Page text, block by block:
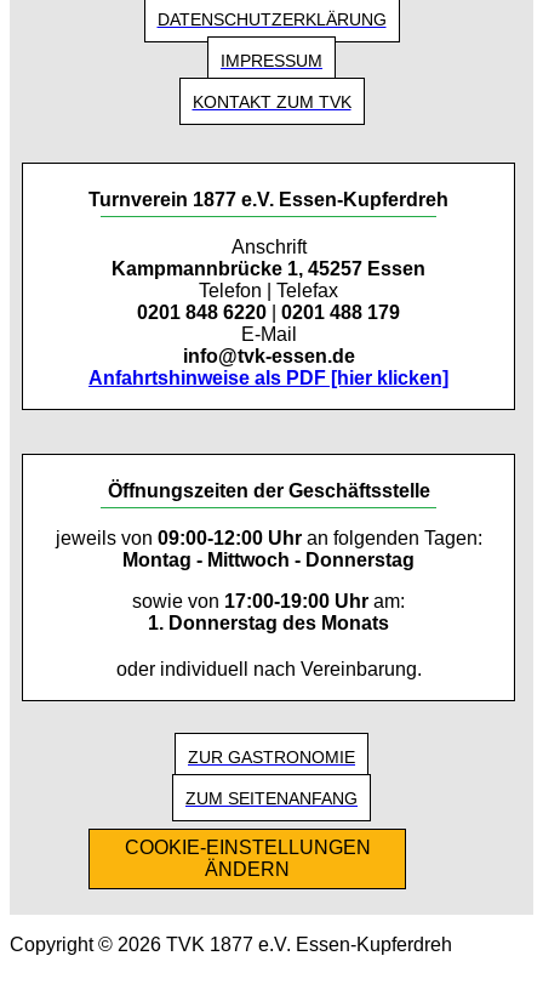
DATENSCHUTZERKLÄRUNG
IMPRESSUM
KONTAKT ZUM TVK
Turnverein 1877 e.V. Essen-Kupferdreh
Anschrift
Kampmannbrücke 1, 45257 Essen
Telefon | Telefax
0201 848 6220
0201 488 179
E-Mail
info@tvk-essen.de
Anfahrtshinweise als PDF [hier klicken]
Öffnungszeiten der Geschäftsstelle
jeweils von 09:00-12:00 Uhran folgenden Tagen:
Montag - Mittwoch - Donnerstag
sowie von 17:00-19:00 Uhr am:
1. Donnerstag des Monats
oder individuell nach Vereinbarung.
ZUR GASTRONOMIE
ZUM SEITENANFANG
COOKIE-EINSTELLUNGEN
ÄNDERN
Copyright © 2026 TVK 1877 e.V. Essen-Kupferdreh